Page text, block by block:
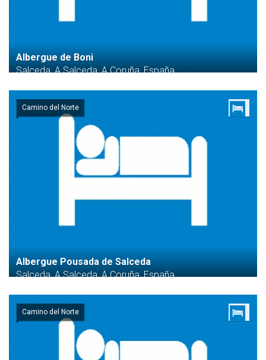
Albergue de Boni
Salceda, A Salceda, A Coruña, España
Camino del Norte
Albergue Pousada de Salceda
Salceda, A Salceda, A Coruña, España
Camino del Norte